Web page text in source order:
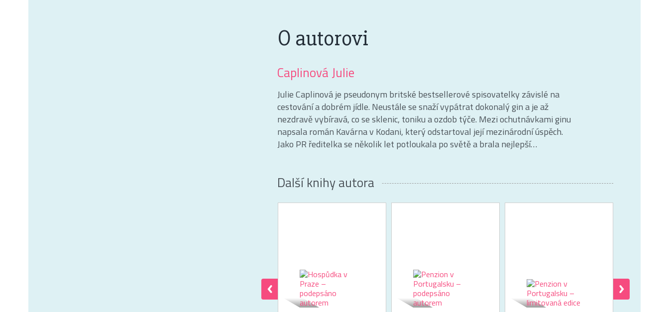
O autorovi
Caplinová Julie
Julie Caplinová je pseudonym britské bestsellerové spisovatelky závislé na
cestování a dobrém jídle. Neustále se snaží vypátrat dokonalý gin a je až
nezdravě vybíravá, co se sklenic, toniku a ozdob týče. Mezi ochutnávkami ginu
napsala román Kavárna v Kodani, který odstartoval její mezinárodní úspěch.
Jako PR ředitelka se několik let potloukala po světě a brala nejlepší…
Další knihy autora